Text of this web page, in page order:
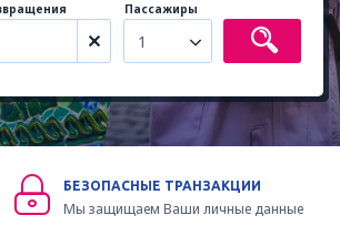
Пассажиры
1
БЕЗОПАСНЫЕ ТРАНЗАКЦИИ
Мы защищаем Ваши личные данные